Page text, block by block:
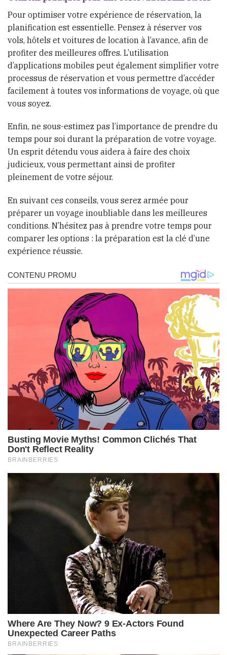
Pour optimiser votre expérience de réservation, la
planification est essentielle. Pensez à réserver vos
vols, hôtels et voitures de location à l’avance, afin de
profiter des meilleures offres. L’utilisation
d’applications mobiles peut également simplifier votre
processus de réservation et vous permettre d’accéder
facilement à toutes vos informations de voyage, où que
vous soyez.
Enfin, ne sous-estimez pas l’importance de prendre du
temps pour soi durant la préparation de votre voyage.
Un esprit détendu vous aidera à faire des choix
judicieux, vous permettant ainsi de profiter
pleinement de votre séjour.
En suivant ces conseils, vous serez armée pour
préparer un voyage inoubliable dans les meilleures
conditions. N’hésitez pas à prendre votre temps pour
comparer les options : la préparation est la clé d’une
expérience réussie.